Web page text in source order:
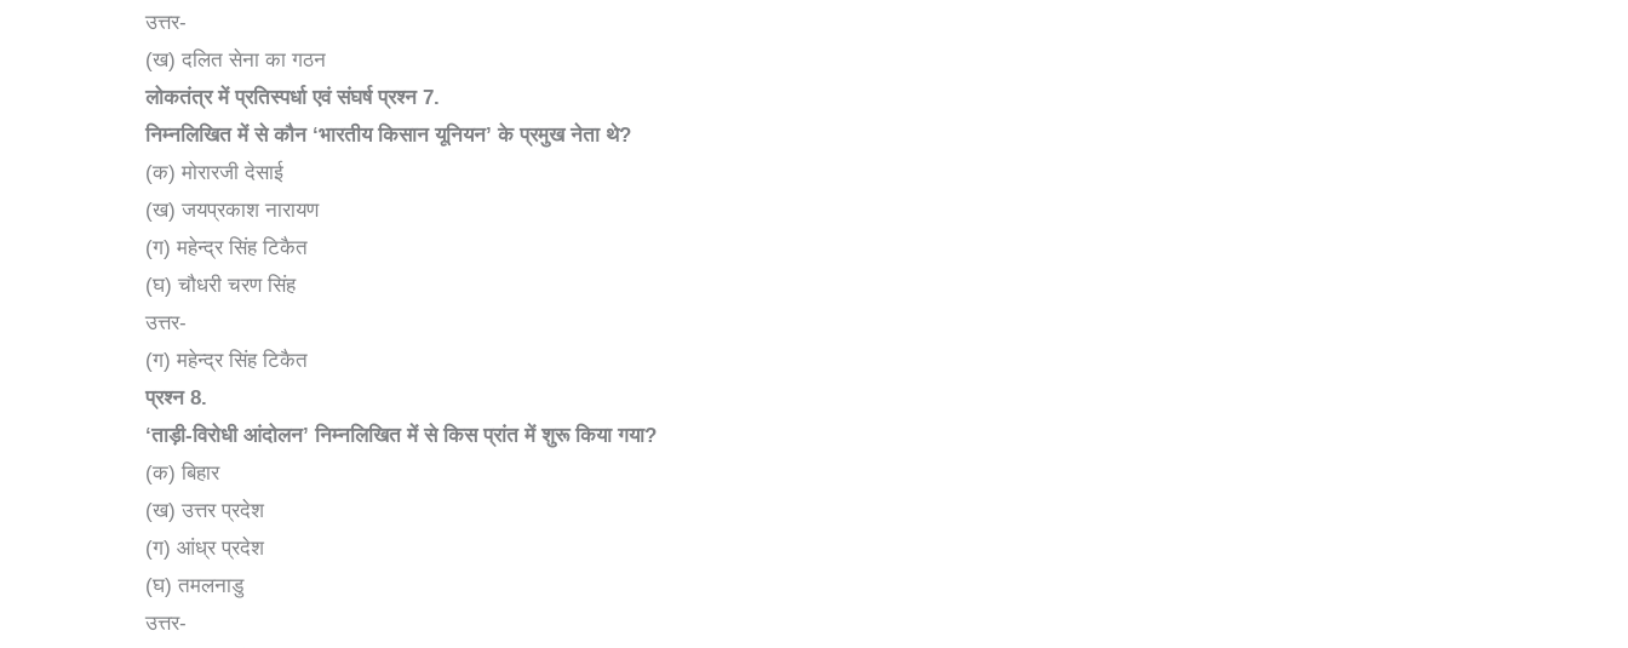
उत्तर-
(ख) दलित सेना का गठन
लोकतंत्र में प्रतिस्पर्धा एवं संघर्ष प्रश्न 7.
निम्नलिखित में से कौन ‘भारतीय किसान यूनियन’ के प्रमुख नेता थे?
(क) मोरारजी देसाई
(ख) जयप्रकाश नारायण
(ग) महेन्द्र सिंह टिकैत
(घ) चौधरी चरण सिंह
उत्तर-
(ग) महेन्द्र सिंह टिकैत
प्रश्न 8.
‘ताड़ी-विरोधी आंदोलन’ निम्नलिखित में से किस प्रांत में शुरू किया गया?
(क) बिहार
(ख) उत्तर प्रदेश
(ग) आंध्र प्रदेश
(घ) तमलनाडु
उत्तर-